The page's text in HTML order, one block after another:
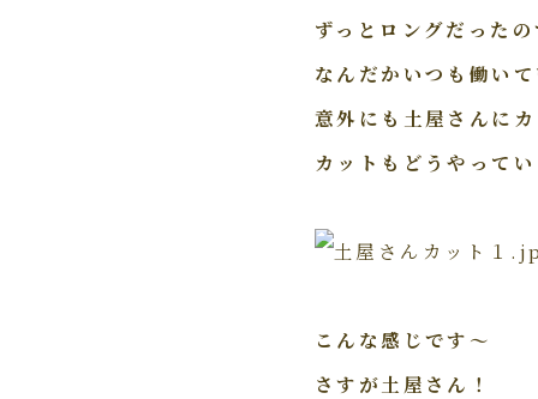
ずっとロングだった
なんだかいつも働い
意外にも土屋さんに
カットもどうやって
こんな感じです～
さすが土屋さん！